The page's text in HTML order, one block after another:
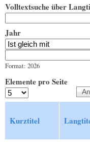
Volltextsuche über
Jahr
Format: 2026
Elemente pro Seite
Kurztitel